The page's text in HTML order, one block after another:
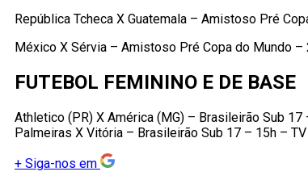
República Tcheca X Guatemala – Amistoso Pré
México X Sérvia – Amistoso Pré Copa do Mundo –
FUTEBOL FEMININO E DE BASE
Athletico (PR) X América (MG) – Brasileirão Sub
Palmeiras X Vitória – Brasileirão Sub 17 – 15h –
+ Siga-nos em